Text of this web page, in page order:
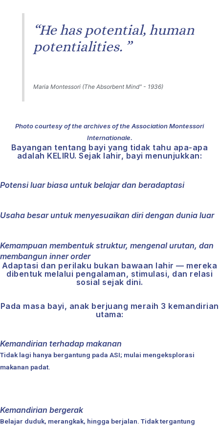
“He has potential, human
potentialities. ”
Maria Montessori (The Absorbent Mind" - 1936)
Photo courtesy of the archives of the Association Montessori
Internationale.
Bayangan tentang bayi yang tidak tahu apa-apa
adalah KELIRU. Sejak lahir, bayi menunjukkan:
Potensi luar biasa untuk belajar dan beradaptasi
Usaha besar untuk menyesuaikan diri dengan dunia luar
Kemampuan membentuk struktur, mengenal urutan, dan
membangun inner order
Adaptasi dan perilaku bukan bawaan lahir — mereka
dibentuk melalui pengalaman, stimulasi, dan relasi
sosial sejak dini.
Pada masa bayi, anak berjuang meraih 3 kemandirian
utama:
Kemandirian terhadap makanan
Tidak lagi hanya bergantung pada ASI; mulai mengeksplorasi
makanan padat.
Kemandirian bergerak
Belajar duduk, merangkak, hingga berjalan. Tidak tergantung